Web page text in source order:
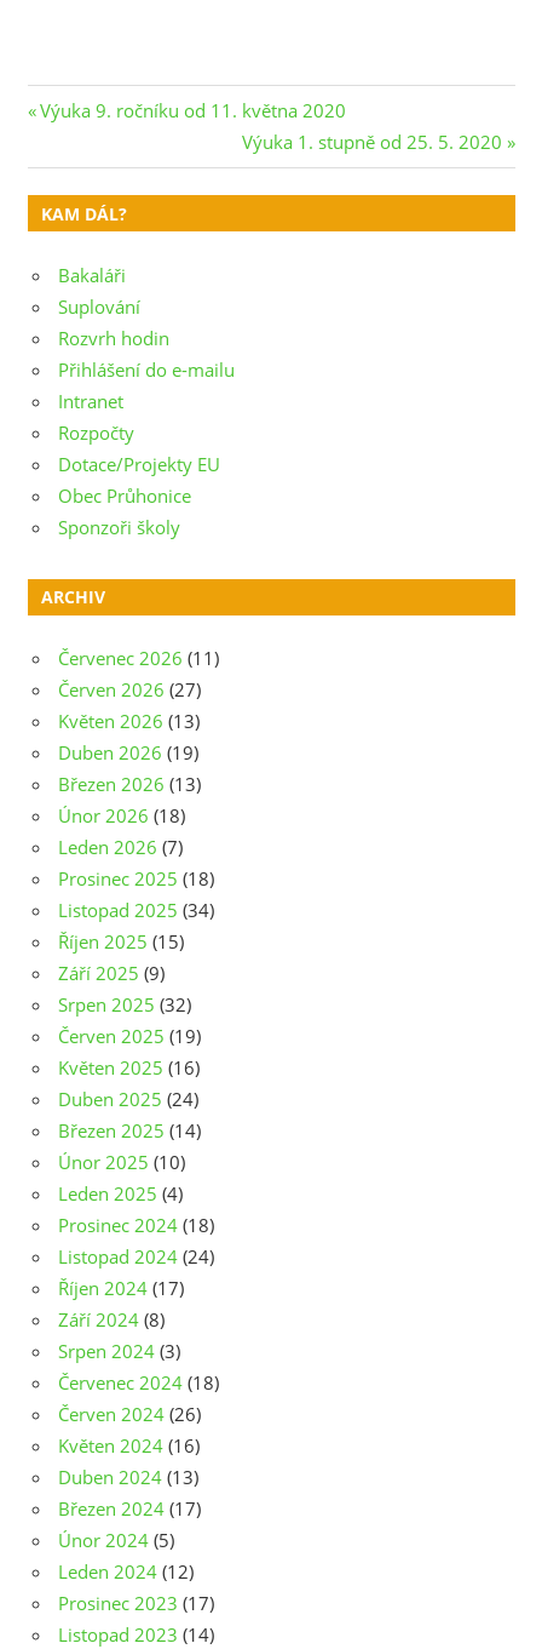
Navigace
pro
příspěvek
Previous
Výuka 9. ročníku od 11. května 2020
Next
Post:
Výuka 1. stupně od 25. 5. 2020
KAM DÁL?
Bakaláři
Suplování
Rozvrh hodin
Přihlášení do e-mailu
Intranet
Rozpočty
Dotace/Projekty EU
Obec Průhonice
Sponzoři školy
ARCHIV
Červenec 2026 (11)
Červen 2026 (27)
Květen 2026 (13)
Duben 2026 (19)
Březen 2026 (13)
Únor 2026 (18)
Leden 2026 (7)
Prosinec 2025 (18)
Listopad 2025 (34)
Říjen 2025 (15)
Září 2025 (9)
Srpen 2025 (32)
Červen 2025 (19)
Květen 2025 (16)
Duben 2025 (24)
Březen 2025 (14)
Únor 2025 (10)
Leden 2025 (4)
Prosinec 2024 (18)
Listopad 2024 (24)
Říjen 2024 (17)
Září 2024 (8)
Srpen 2024 (3)
Červenec 2024 (18)
Červen 2024 (26)
Květen 2024 (16)
Duben 2024 (13)
Březen 2024 (17)
Únor 2024 (5)
Leden 2024 (12)
Prosinec 2023 (17)
Listopad 2023 (14)